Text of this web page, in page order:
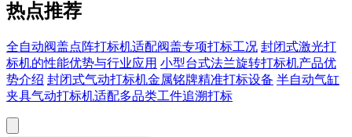
热点推荐
全自动阀盖点阵打标机适配阀盖专项打标工况 封闭式激光打
标机的性能优势与行业应用 小型台式法兰旋转打标机产品优
势介绍 封闭式气动打标机金属铭牌精准打标设备 半自动气缸
夹具气动打标机适配多品类工件追溯打标